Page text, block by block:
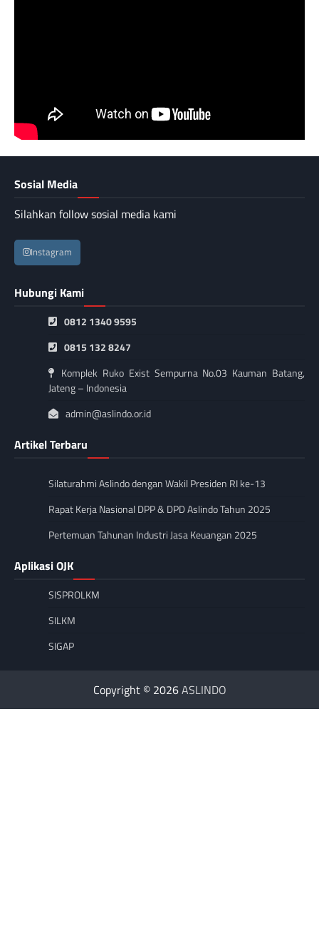
Sosial Media
Silahkan follow sosial media kami
Instagram
Hubungi Kami
0812 1340 9595
0815 132 8247
Komplek Ruko Exist Sempurna No.03 Kauman Batang,
Jateng – Indonesia
admin@aslindo.or.id
Artikel Terbaru
Silaturahmi Aslindo dengan Wakil Presiden RI ke-13
Rapat Kerja Nasional DPP & DPD Aslindo Tahun 2025
Pertemuan Tahunan Industri Jasa Keuangan 2025
Aplikasi OJK
SISPROLKM
SILKM
SIGAP
Copyright © 2026ASLINDO